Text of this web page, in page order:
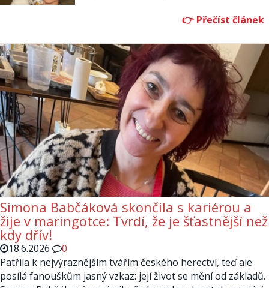
Simona Babčáková skončila s kariérou a
žije v maringotce: Tvrdí, že je šťastnější než
kdy dřív!
18.6.2026
0
Patřila k nejvýraznějším tvářím českého herectví, teď ale
posílá fanouškům jasný vzkaz: její život se mění od základů.